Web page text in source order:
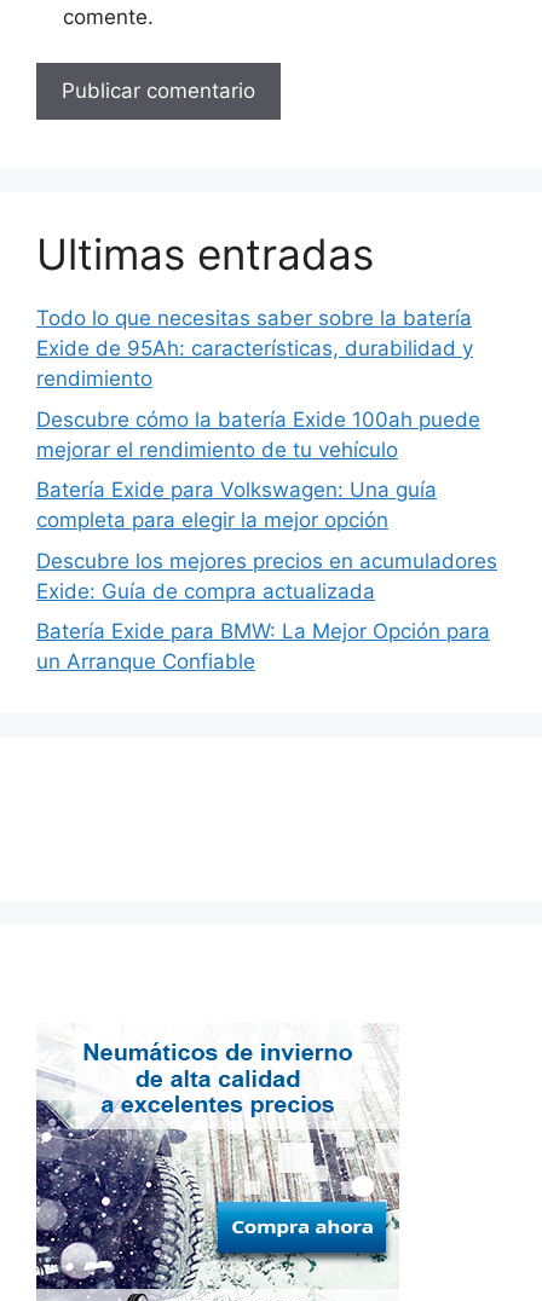
comente.
Ultimas entradas
Todo lo que necesitas saber sobre la batería
Exide de 95Ah: características, durabilidad y
rendimiento
Descubre cómo la batería Exide 100ah puede
mejorar el rendimiento de tu vehículo
Batería Exide para Volkswagen: Una guía
completa para elegir la mejor opción
Descubre los mejores precios en acumuladores
Exide: Guía de compra actualizada
Batería Exide para BMW: La Mejor Opción para
un Arranque Confiable